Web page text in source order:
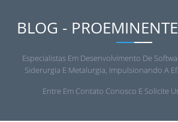
BLOG -
Especialistas Em Desenvolvimento De
Siderurgia E Metalurgia, Impulsionando A
Entre Em Contato Conosco E Solicite